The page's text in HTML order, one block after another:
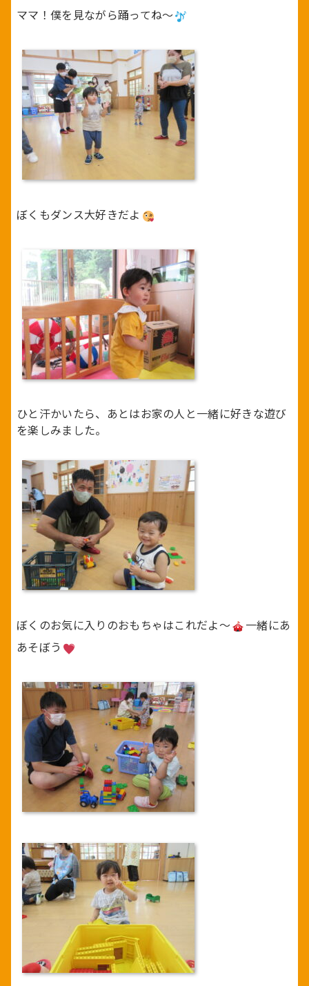
ママ！僕を見ながら踊ってね～
ぼくもダンス大好きだよ
ひと汗かいたら、あとはお家の人と一緒に好きな遊び
を楽しみました。
ぼくのお気に入りのおもちゃはこれだよ～
一緒にあ
あそぼう